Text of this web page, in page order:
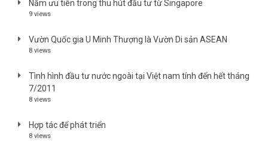
Năm ưu tiên trong thu hút đầu tư từ Singapore
9 views
Vườn Quốc gia U Minh Thượng là Vườn Di sản ASEAN
8 views
Tình hình đầu tư nước ngoài tại Việt nam tính đến hết tháng
7/2011
8 views
Hợp tác để phát triển
8 views